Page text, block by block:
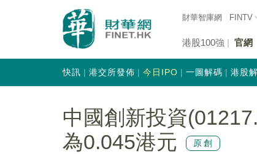
財華智庫網 FINTV
港股100強 官網
快訊 港交所發佈 今日IPO 一圖解碼 港股
中國創新投資
為0.045港元
原創